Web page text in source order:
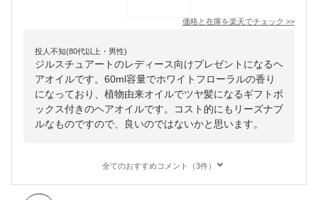
価格と在庫を楽天でチェック >>
投人不知(80代以上・男性)
ジルスチュアートのレディース向けプレゼントになるヘ
アオイルです。60ml容量でホワイトフローラルの香り
になっており、植物由来オイルでツヤ髪になるギフトボ
ックス付きのヘアオイルです。コスト的にもリーズナブ
ルなものですので、良いのではないかと思います。
全てのおすすめコメント（3件）